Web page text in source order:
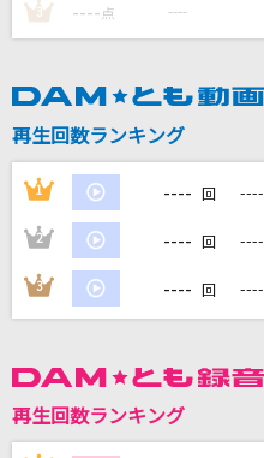
東方神起
めざせポケモンマスター
[生音]酒灯り
3 ---- 点 ----
再生回数ランキング
1 ---- 回 ----
2 ---- 回 ----
3 ---- 回 ----
再生回数ランキング